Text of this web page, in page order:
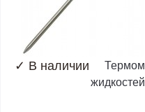
✓ В наличии